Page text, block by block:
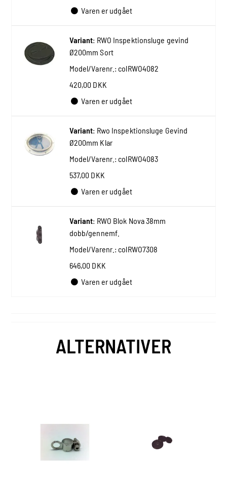
Varen er udgået
Variant: RWO Inspektionsluge gevind
Ø200mm Sort
Model/Varenr.: colRWO4082
420,00 DKK
Varen er udgået
Variant: Rwo Inspektionsluge Gevind
Ø200mm Klar
Model/Varenr.: colRWO4083
537,00 DKK
Varen er udgået
Variant: RWO Blok Nova 38mm
dobb/gennemf.
Model/Varenr.: colRWO7308
646,00 DKK
Varen er udgået
ALTERNATIVER